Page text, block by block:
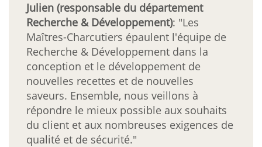
Julien (responsable du département
Recherche & Développement): "Les
Maîtres-Charcutiers épaulent l'équipe de
Recherche & Développement dans la
conception et le développement de
nouvelles recettes et de nouvelles
saveurs. Ensemble, nous veillons à
répondre le mieux possible aux souhaits
du client et aux nombreuses exigences de
qualité et de sécurité."